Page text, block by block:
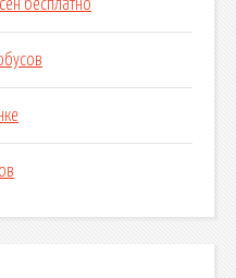
бесплатно